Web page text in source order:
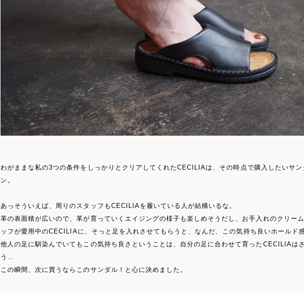
わがままな私の3つの条件をしっかりとクリアしてくれたCECILIAは、その時点で購入したいサン
ン。
あっそういえば、周りのスタッフもCECILIAを履いている人が結構いるな。
革の表面積が広いので、革が育っていくエイジングの様子も楽しめそうだし、お手入れのクリー
ッフが愛用中のCECILIAに、そっと足を入れさせてもらうと、なんだ、この気持ち良いホールド感
他人の足に馴染んでいてもこの気持ち良さということは、自分の足に合わせて育ったCECILIAは
う…
この瞬間、次に買うならこのサンダル！と心に決めました。